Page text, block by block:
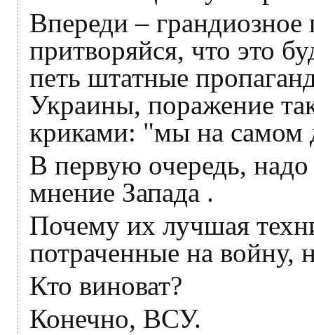
Впереди –
притворяйся, что это
петь штатные
Украины, поражение
криками: "мы на самом
В первую очередь,
мнение Запада .
Почему их лучшая
потраченные на войну,
Кто виноват?
Конечно, ВСУ.